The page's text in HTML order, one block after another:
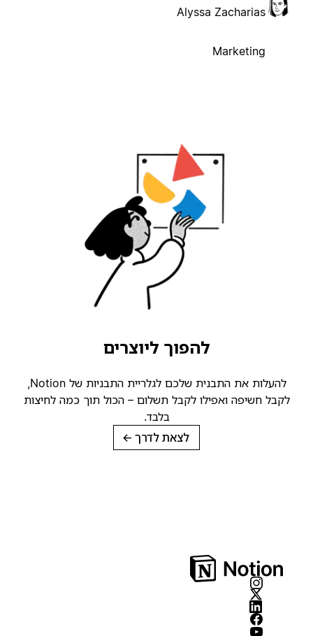
Alyssa Zacharias
Marketing
להפוך ליוצרים
להעלות את התבנית שלכם לגלריית התבניות של Notion,
לקבל חשיפה ואפילו לקבל תשלום – הכול תוך כמה לחיצות
בלבד.
לצאת לדרך→